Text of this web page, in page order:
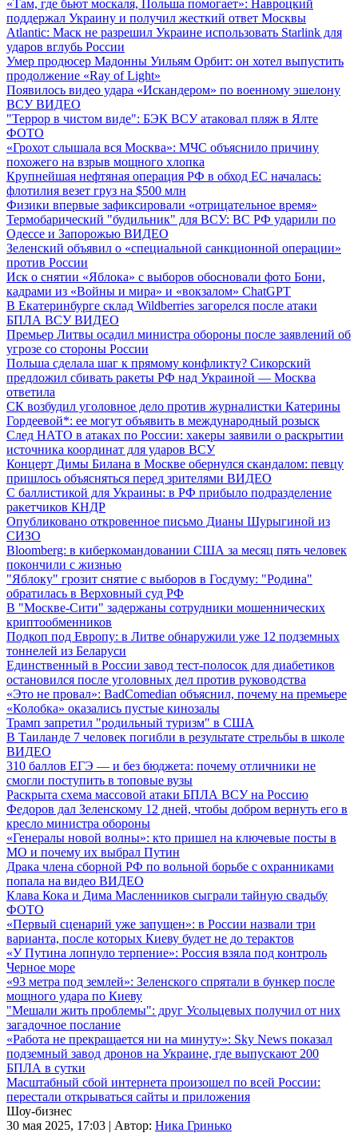
«Там, где бьют москаля, Польша помогает»: Навроцкий
поддержал Украину и получил жесткий ответ Москвы
Atlantic: Маск не разрешил Украине использовать Starlink для
ударов вглубь России
Умер продюсер Мадонны Уильям Орбит: он хотел выпустить
продолжение «Ray of Light»
Появилось видео удара «Искандером» по военному эшелону
ВСУВИДЕО
"Террор в чистом виде": БЭК ВСУ атаковал пляж в Ялте
ФОТО
«Грохот слышала вся Москва»: МЧС объяснило причину
похожего на взрыв мощного хлопка
Крупнейшая нефтяная операция РФ в обход ЕС началась:
флотилия везет груз на $500 млн
Физики впервые зафиксировали «отрицательное время»
Термобарический "будильник" для ВСУ: ВС РФ ударили по
Одессе и Запорожью ВИДЕО
Зеленский объявил о «специальной санкционной операции»
против России
Иск о снятии «Яблока» с выборов обосновали фото Бони,
кадрами из «Войны и мира» и «вокзалом» ChatGPT
В Екатеринбурге склад Wildberries загорелся после атаки
БПЛА ВСУВИДЕО
Премьер Литвы осадил министра обороны после заявлений об
угрозе со стороны России
Польша сделала шаг к прямому конфликту? Сикорский
предложил сбивать ракеты РФ над Украиной — Москва
ответила
СК возбудил уголовное дело против журналистки Катерины
Гордеевой*: ее могут объявить в международный розыск
След НАТО в атаках по России: хакеры заявили о раскрытии
источника координат для ударов ВСУ
Концерт Димы Билана в Москве обернулся скандалом: певцу
пришлось объясняться перед зрителями ВИДЕО
С баллистикой для Украины: в РФ прибыло подразделение
ракетчиков КНДР
Опубликовано откровенное письмо Дианы Шурыгиной из
СИЗО
Bloomberg: в киберкомандовании США за месяц пять человек
покончили с жизнью
"Яблоку" грозит снятие с выборов в Госдуму: "Родина"
обратилась в Верховный суд РФ
В "Москве-Сити" задержаны сотрудники мошеннических
криптообменников
Подкоп под Европу: в Литве обнаружили уже 12 подземных
тоннелей из Беларуси
Единственный в России завод тест-полосок для диабетиков
остановился после уголовных дел против руководства
«Это не провал»: BadComedian объяснил, почему на премьере
«Колобка» оказались пустые кинозалы
Трамп запретил "родильный туризм" в США
В Таиланде 7 человек погибли в результате стрельбы в школе
ВИДЕО
310 баллов ЕГЭ — и без бюджета: почему отличники не
смогли поступить в топовые вузы
Раскрыта схема массовой атаки БПЛА ВСУ на Россию
Федоров дал Зеленскому 12 дней, чтобы добром вернуть его в
кресло министра обороны
«Генералы новой волны»: кто пришел на ключевые посты в
МО и почему их выбрал Путин
Драка члена сборной РФ по вольной борьбе с охранниками
попала на видео ВИДЕО
Клава Кока и Дима Масленников сыграли тайную свадьбу
ФОТО
«Первый сценарий уже запущен»: в России назвали три
варианта, после которых Киеву будет не до терактов
«У Путина лопнуло терпение»: Россия взяла под контроль
Черное море
«93 метра под землей»: Зеленского спрятали в бункер после
мощного удара по Киеву
"Мешали жить проблемы": друг Усольцевых получил от них
загадочное послание
«Работа не прекращается ни на минуту»: Sky News показал
подземный завод дронов на Украине, где выпускают 200
БПЛА в сутки
Масштабный сбой интернета произошел по всей России:
перестали открываться сайты и приложения
Шоу-бизнес
30 мая 2025, 17:03 | Автор: Ника Гринько